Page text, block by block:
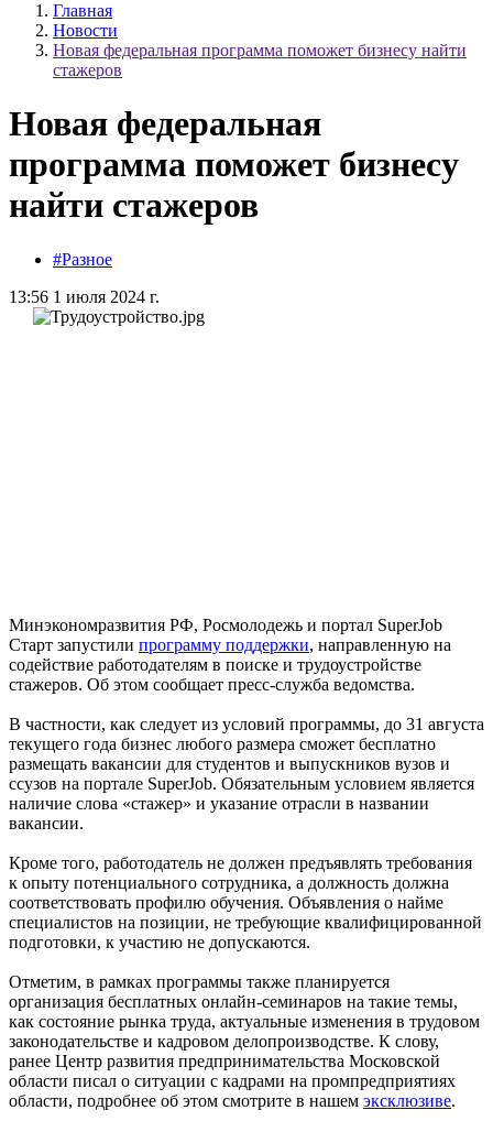
Главная
Новости
Новая федеральная программа поможет бизнесу найти
стажеров
Новая федеральная
программа поможет бизнесу
найти стажеров
#Разное
13:56 1 июля 2024 г.
Минэкономразвития РФ, Росмолодежь и портал SuperJob
Старт запустили программу поддержки, направленную на
содействие работодателям в поиске и трудоустройстве
стажеров. Об этом сообщает пресс-служба ведомства.
В частности, как следует из условий программы, до 31 августа
текущего года бизнес любого размера сможет бесплатно
размещать вакансии для студентов и выпускников вузов и
ссузов на портале SuperJob. Обязательным условием является
наличие слова «стажер» и указание отрасли в названии
вакансии.
Кроме того, работодатель не должен предъявлять требования
к опыту потенциального сотрудника, а должность должна
соответствовать профилю обучения. Объявления о найме
специалистов на позиции, не требующие квалифицированной
подготовки, к участию не допускаются.
Отметим, в рамках программы также планируется
организация бесплатных онлайн-семинаров на такие темы,
как состояние рынка труда, актуальные изменения в трудовом
законодательстве и кадровом делопроизводстве. К слову,
ранее Центр развития предпринимательства Московской
области писал о ситуации с кадрами на промпредприятиях
области, подробнее об этом смотрите в нашем эксклюзиве.